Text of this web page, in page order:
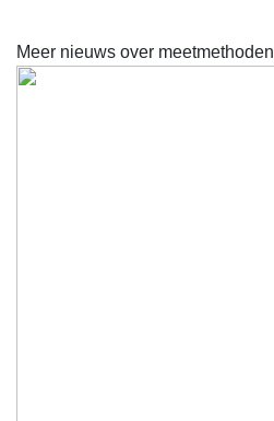
Meer nieuws over meetmethoden